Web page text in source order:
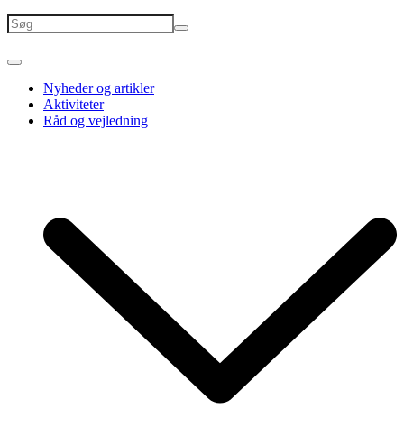
Nyheder og artikler
Aktiviteter
Råd og vejledning